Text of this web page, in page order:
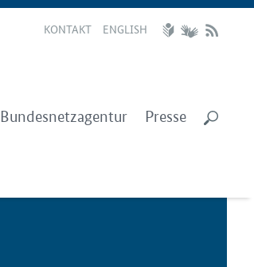
KONTAKT ENGLISH
Bundesnetzagentur Presse